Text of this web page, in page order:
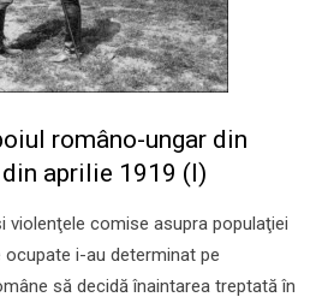
româno-ungar din
aprilie 1919 (I)
violenţele comise asupra populaţiei
i-au determinat pe
să decidă înaintarea treptată în